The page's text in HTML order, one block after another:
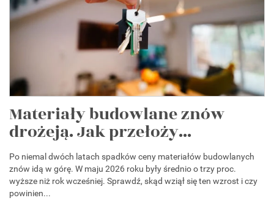
Materiały budowlane znów
drożeją. Jak przełoży...
Po niemal dwóch latach spadków ceny materiałów budowlanych
znów idą w górę. W maju 2026 roku były średnio o trzy proc.
wyższe niż rok wcześniej. Sprawdź, skąd wziął się ten wzrost i czy
powinien...